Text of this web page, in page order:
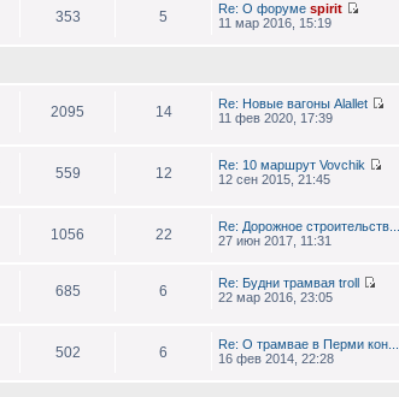
353 5 Re: О форуме spirit
11 мар 2016, 15:19
2095 14 Re: Новые вагоны Alallet
11 фев 2020, 17:39
559 12 Re: 10 маршрут Vovchik
12 сен 2015, 21:45
1056 22 Re: Дорожное строительств...
27 июн 2017, 11:31
685 6 Re: Будни трамвая troll
22 мар 2016, 23:05
502 6 Re: О трамвае в Перми кон...
16 фев 2014, 22:28